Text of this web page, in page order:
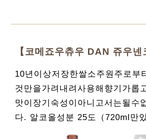
【코메죠우츄우 DAN 쥬우넨
10년이상저장한쌀소주원주로부
것만을가려내려사용해향기가롭
맛이장기숙성이아니고서는될수
다. 알코올성분 25도（720ml만있